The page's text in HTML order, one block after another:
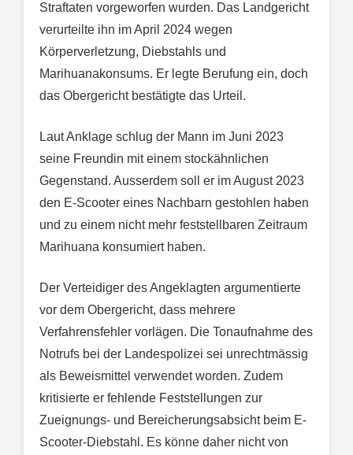
Straftaten vorgeworfen wurden. Das Landgericht
verurteilte ihn im April 2024 wegen
Körperverletzung, Diebstahls und
Marihuanakonsums. Er legte Berufung ein, doch
das Obergericht bestätigte das Urteil.
Laut Anklage schlug der Mann im Juni 2023
seine Freundin mit einem stockähnlichen
Gegenstand. Ausserdem soll er im August 2023
den E-Scooter eines Nachbarn gestohlen haben
und zu einem nicht mehr feststellbaren Zeitraum
Marihuana konsumiert haben.
Der Verteidiger des Angeklagten argumentierte
vor dem Obergericht, dass mehrere
Verfahrensfehler vorlägen. Die Tonaufnahme des
Notrufs bei der Landespolizei sei unrechtmässig
als Beweismittel verwendet worden. Zudem
kritisierte er fehlende Feststellungen zur
Zueignungs- und Bereicherungsabsicht beim E-
Scooter-Diebstahl. Es könne daher nicht von